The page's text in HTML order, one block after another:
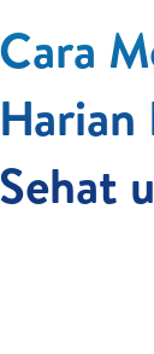
Cara
Harian
Sehat